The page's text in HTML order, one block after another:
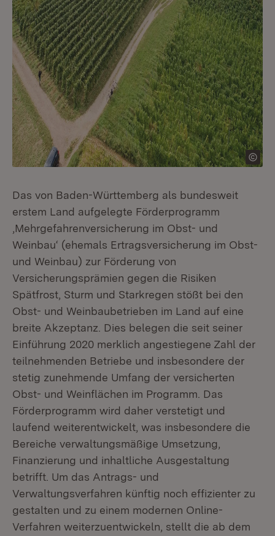
Das von Baden-Württemberg als bundesweit
erstem Land aufgelegte Förderprogramm
‚Mehrgefahrenversicherung im Obst- und
Weinbau‘ (ehemals Ertragsversicherung im Obst-
und Weinbau) zur Förderung von
Versicherungsprämien gegen die Risiken
Spätfrost, Sturm und Starkregen stößt bei den
Obst- und Weinbaubetrieben im Land auf eine
breite Akzeptanz. Dies belegen die seit seiner
Einführung 2020 merklich angestiegene Zahl der
teilnehmenden Betriebe und insbesondere der
stetig zunehmende Umfang der versicherten
Obst- und Weinflächen im Programm. Das
Förderprogramm wird daher verstetigt und
laufend weiterentwickelt, was insbesondere die
Bereiche verwaltungsmäßige Umsetzung,
Finanzierung und inhaltliche Ausgestaltung
betrifft. Um das Antrags- und
Verwaltungsverfahren künftig noch effizienter zu
gestalten und zu einem modernen Online-
Verfahren weiterzuentwickeln, stellt die ab dem